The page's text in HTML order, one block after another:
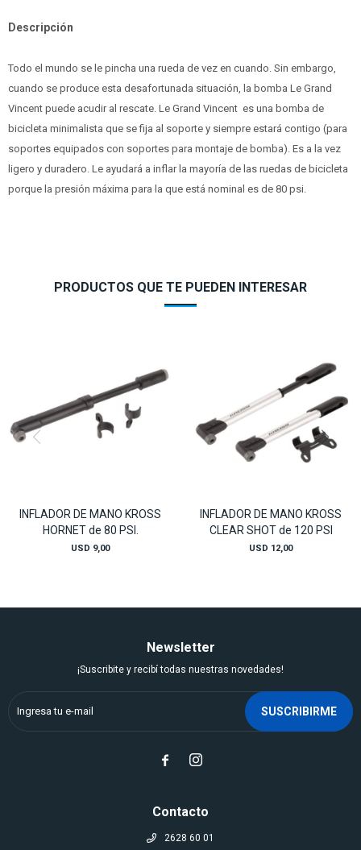
Descripción
Todo el mundo se le pincha una rueda de vez en cuando. Sin embargo,
cuando se produce esta desafortunada situación, la bomba Le Grand
Vincent puede acudir al rescate. Le Grand Vincent es una bomba de
bicicleta minimalista que se fija al soporte y siempre estará contigo (para
soportes equipados con soportes para montaje de bomba). Es a la vez
ligero y duradero. Le ayudará a inflar la mayoría de las ruedas de bicicleta
porque la presión máxima para la que está nominal es de 80 psi.
PRODUCTOS QUE TE PUEDEN INTERESAR
INFLADOR DE MANO KROSS
HORNET de 80 PSI.
USD 9,00
INFLADOR DE MANO KROSS
CLEAR SHOT de 120 PSI
USD 12,00
Contacto
2628 60 01
Newsletter
¡Suscribite y recibí todas nuestras novedades!
SUSCRIBIRME
 